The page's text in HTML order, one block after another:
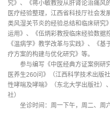
究》、《蒋小敏教授从肝肾论治痛风
医疗经验整理，江西省科技厅社会发
类风湿关节炎的经验总结和临床研究
运用》、《伍炳彩教授临床经验数据
《温病学》教学改革与实践》、《
疗方案的构建与优化研究》等。
参与编写《中医经典方证案例研
医养生260问》（江西科学技术出版
性哮喘及哮喘》（东北大学出版社）
社）
坐诊时间：周一下午，周二、周